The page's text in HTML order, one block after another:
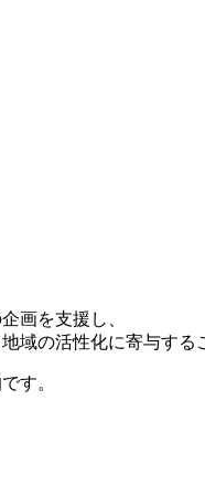
画を支援し、
域の活性化に寄与する
す。